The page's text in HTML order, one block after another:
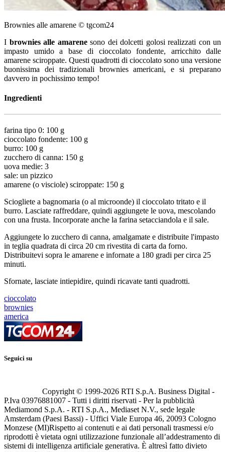
Brownies alle amarene © tgcom24
I brownies alle amarenesono dei dolcetti golosi realizzati con un
impasto umido a base di cioccolato fondente, arricchito dalle
amarene sciroppate. Questi quadrotti di cioccolato sono una versione
buonissima dei tradizionali brownies americani, e si preparano
davvero in pochissimo tempo!
Ingredienti
farina tipo 0: 100 g
cioccolato fondente: 100 g
burro: 100 g
zucchero di canna: 150 g
uova medie: 3
sale: un pizzico
amarene (o visciole) sciroppate: 150 g
Sciogliete a bagnomaria (o al microonde) il cioccolato tritato e il
burro. Lasciate raffreddare, quindi aggiungete le uova, mescolando
con una frusta. Incorporate anche la farina setacciandola e il sale.
Aggiungete lo zucchero di canna, amalgamate e distribuite l'impasto
in teglia quadrata di circa 20 cm rivestita di carta da forno.
Distribuitevi sopra le amarene e infornate a 180 gradi per circa 25
minuti.
Sfornate, lasciate intiepidire, quindi ricavate tanti quadrotti.
cioccolato
brownies
america
Seguici su
Copyright © 1999-2026 RTI S.p.A. Business Digital -
P.Iva 03976881007 - Tutti i diritti riservati - Per la pubblicità
Mediamond S.p.A. - RTI S.p.A., Mediaset N.V., sede legale
Amsterdam (Paesi Bassi) - Uffici Viale Europa 46, 20093 Cologno
Monzese (MI)Rispetto ai contenuti e ai dati personali trasmessi e/o
riprodotti è vietata ogni utilizzazione funzionale all’addestramento di
sistemi di intelligenza artificiale generativa. È altresì fatto divieto